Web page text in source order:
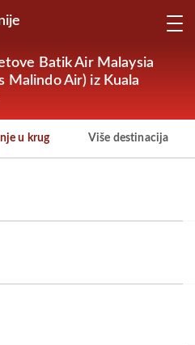
Batik Air Malaysia
Malindo Air) iz Kuala
u krug Više destinacija